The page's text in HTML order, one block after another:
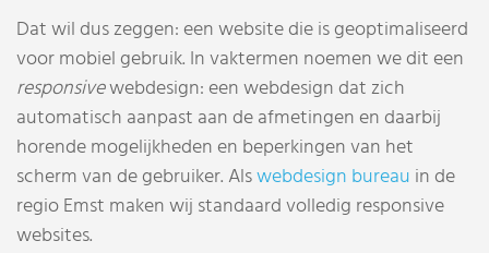
Dat wil dus zeggen: een website die is geoptimaliseerd
voor mobiel gebruik. In vaktermen noemen we dit een
responsivewebdesign: een webdesign dat zich
automatisch aanpast aan de afmetingen en daarbij
horende mogelijkheden en beperkingen van het
scherm van de gebruiker. Alswebdesign bureau in de
regio Emst maken wij standaard volledig responsive
websites.